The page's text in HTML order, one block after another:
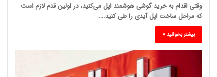
وقتی اقدام به خرید گوشی هوشمند اپل می‌کنید، در اولین قدم لازم است
که مراحل ساخت اپل آیدی را طی کنید.…
بیشتر بخوانید »